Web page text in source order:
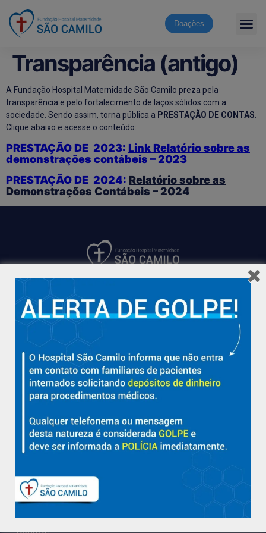
Doações
Transparência (antigo)
A Fundação Hospital Maternidade São Camilo preza pela
transparência e pelo fortalecimento de laços sólidos com a
sociedade. Sendo assim, torna pública a PRESTAÇÃO DE CONTAS
Clique abaixo e acesse o conteúdo:
PRESTAÇÃO DE 2023: Link Relatório sobre as
demonstrações contábeis – 2023
PRESTAÇÃO DE 2024: Relatório sobre as
Demonstrações Contábeis – 2024
com qualidade, acolhimento e compromisso com a vida em
Aracruz e região.
Nossa História e Fundador
Diretorias
Blog
Suporte